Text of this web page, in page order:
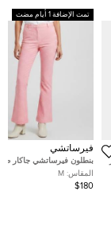
تمت الإضافة 1 أيام مضت
فيرساتشي
بنطلون فيرساتشي جاكار
واسع بكامل تصميم الشعار
الوردي مقاس متوسط
المقاس: M
$180